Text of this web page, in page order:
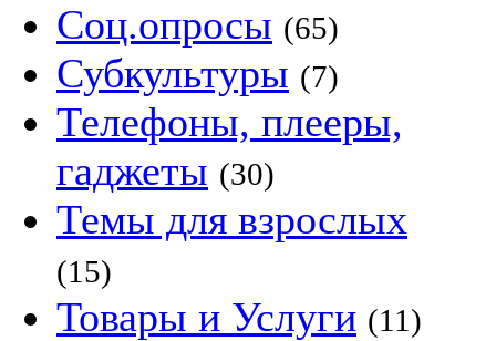
Соц.опросы (65)
Субкультуры (7)
Телефоны, плееры,
гаджеты (30)
Темы для взрослых
(15)
Товары и Услуги (11)